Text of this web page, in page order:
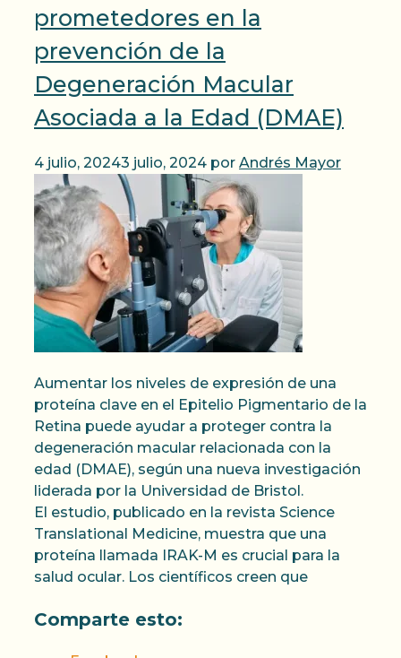
prometedores en la
prevención de la
Degeneración Macular
Asociada a la Edad (DMAE)
4 julio, 20243 julio, 2024 por Andrés Mayor
Aumentar los niveles de expresión de una
proteína clave en el Epitelio Pigmentario de la
Retina puede ayudar a proteger contra la
degeneración macular relacionada con la
edad (DMAE), según una nueva investigación
liderada por la Universidad de Bristol.
El estudio, publicado en la revista Science
Translational Medicine, muestra que una
proteína llamada IRAK-M es crucial para la
salud ocular. Los científicos creen que
Comparte esto: